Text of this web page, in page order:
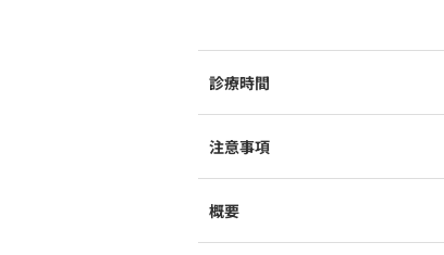
診療時間
注意事項
概要